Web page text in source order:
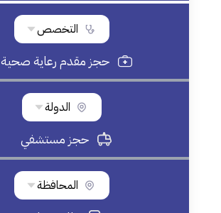
التخصص
حجز مقدم رعاية صحية
الدولة
حجز مستشفي
المحافظة